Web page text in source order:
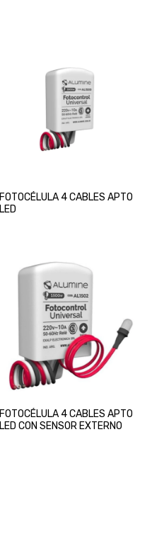
FOTOCÉLULA 4 CABLES APTO
LED
FOTOCÉLULA 4 CABLES APTO
LED CON SENSOR EXTERNO